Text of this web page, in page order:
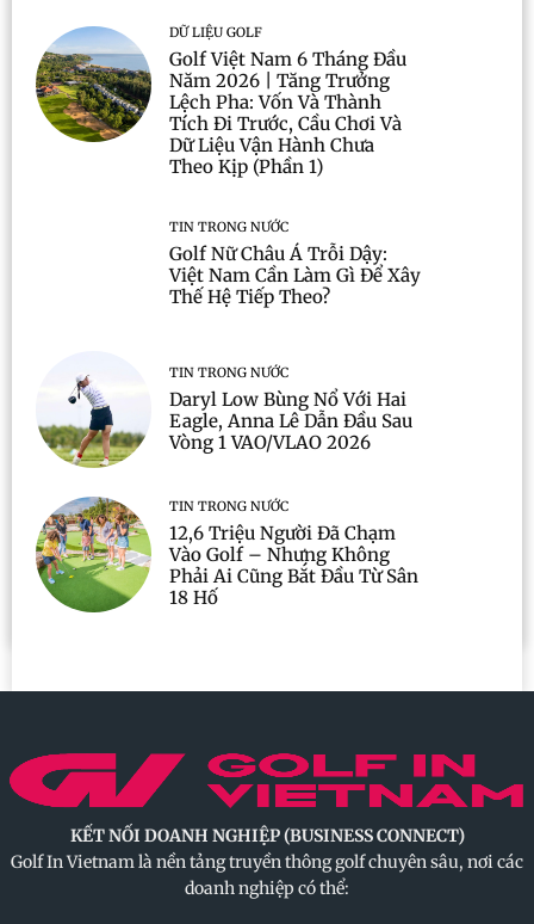
DỮ LIỆU GOLF
Golf Việt Nam 6 Tháng Đầu
Năm 2026 | Tăng Trưởng
Lệch Pha: Vốn Và Thành
Tích Đi Trước, Cầu Chơi Và
Dữ Liệu Vận Hành Chưa
Theo Kịp (Phần 1)
TIN TRONG NƯỚC
Golf Nữ Châu Á Trỗi Dậy:
Việt Nam Cần Làm Gì Để Xây
Thế Hệ Tiếp Theo?
TIN TRONG NƯỚC
Daryl Low Bùng Nổ Với Hai
Eagle, Anna Lê Dẫn Đầu Sau
Vòng 1 VAO/VLAO 2026
TIN TRONG NƯỚC
12,6 Triệu Người Đã Chạm
Vào Golf – Nhưng Không
Phải Ai Cũng Bắt Đầu Từ Sân
18 Hố
KẾT NỐI DOANH NGHIỆP (BUSINESS CONNECT)
Golf In Vietnam là nền tảng truyền thông golf chuyên sâu, nơi các
doanh nghiệp có thể: